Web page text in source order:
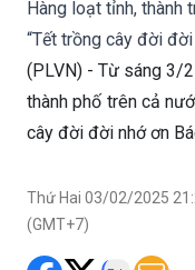
Hàng loạt tỉnh,
“Tết trồng cây đời
(PLVN) - Từ sáng 3/
thành phố trên cả
cây đời đời nhớ ơn
Thứ Hai 03/02/2025
(GMT+7)